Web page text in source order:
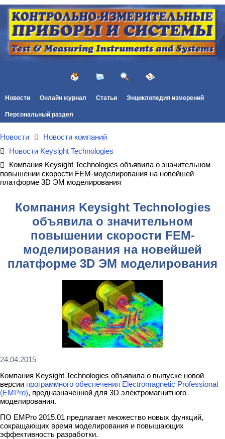
Новости Онлайн журнал Статьи Энциклопедия измерений
Персональный раздел
Новости
Новости компаний
Новости Keysight Technologies
Компания Keysight Technologies объявила о значительном
повышении скорости FEM-моделирования на новейшей
платформе 3D ЭМ моделирования
Компания Keysight Technologies
объявила о значительном
повышении скорости FEM-
моделирования на новейшей
платформе 3D ЭМ моделирования
24.04.2015
Компания Keysight Technologies объявила о выпуске новой
версии программного обеспечения Electromagnetic Professional
(EMPro), предназначенной для 3D электромагнитного
моделирования.
ПО EMPro 2015.01 предлагает множество новых функций,
сокращающих время моделирования и повышающих
эффективность разработки.